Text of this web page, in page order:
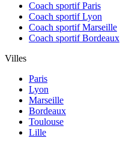
Coach sportif Paris
Coach sportif Lyon
Coach sportif Marseille
Coach sportif Bordeaux
Villes
Paris
Lyon
Marseille
Bordeaux
Toulouse
Lille